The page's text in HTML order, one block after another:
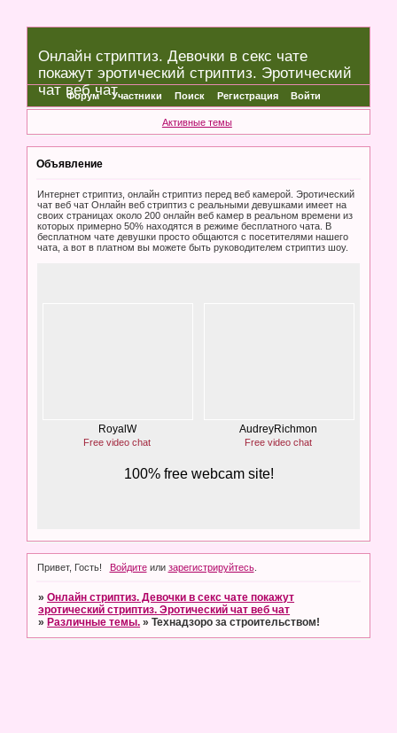
Онлайн стриптиз. Девочки в секс чате
покажут эротический стриптиз. Эротический
чат веб чат
Форум Участники Поиск Регистрация Войти
Активные темы
Объявление
Интернет стриптиз, онлайн стриптиз перед веб камерой. Эротический
чат веб чат Онлайн веб стриптиз с реальными девушками имеет на
своих страницах около 200 онлайн веб камер в реальном времени из
которых примерно 50% находятся в режиме бесплатного чата. В
бесплатном чате девушки просто общаются с посетителями нашего
чата, а вот в платном вы можете быть руководителем стриптиз шоу.
Привет, Гость! Войдитеили зарегистрируйтесь.
»Онлайн стриптиз. Девочки в секс чате покажут
эротический стриптиз. Эротический чат веб чат
» Различные темы. »Технадзоро за строительством!